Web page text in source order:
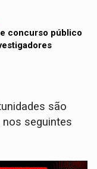
concurso público
são
nos seguintes